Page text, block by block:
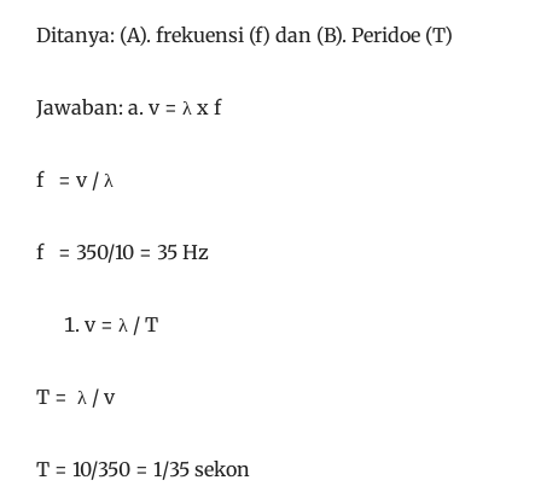
Ditanya: (A). frekuensi (f) dan (B). Peridoe (T)
Jawaban: a. v = λ x f
f = v / λ
f = 350/10 = 35 Hz
v = λ / T
T = λ / v
T = 10/350 = 1/35 sekon